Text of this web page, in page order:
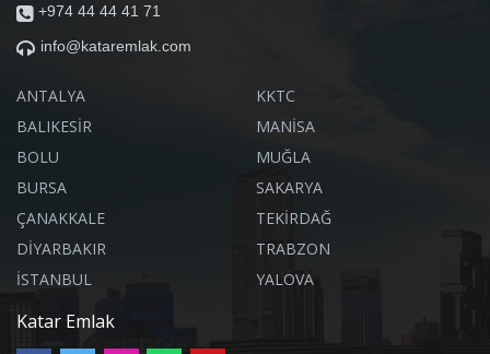
+974 44 44 41 71
info@kataremlak.com
ANTALYA
BALIKESİR
BOLU
BURSA
ÇANAKKALE
DİYARBAKIR
İSTANBUL
KKTC
MANİSA
MUĞLA
SAKARYA
TEKİRDAĞ
TRABZON
YALOVA
Katar Emlak